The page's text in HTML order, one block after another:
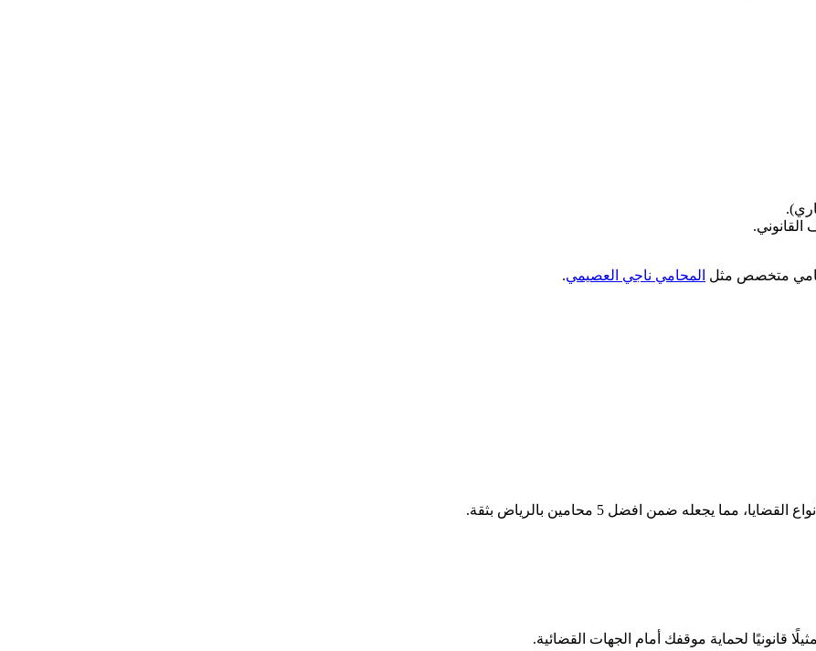
المحامي ناجي العصيمي.
يجعله ضمن افضل 5 محامين بالرياض بثقة.
لحماية موقفك أمام الجهات القضائية.